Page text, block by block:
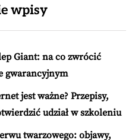
wpisy
Giant: na co zwrócić
gwarancyjnym
jest ważne? Przepisy,
udział w szkoleniu
twarzowego: objawy,